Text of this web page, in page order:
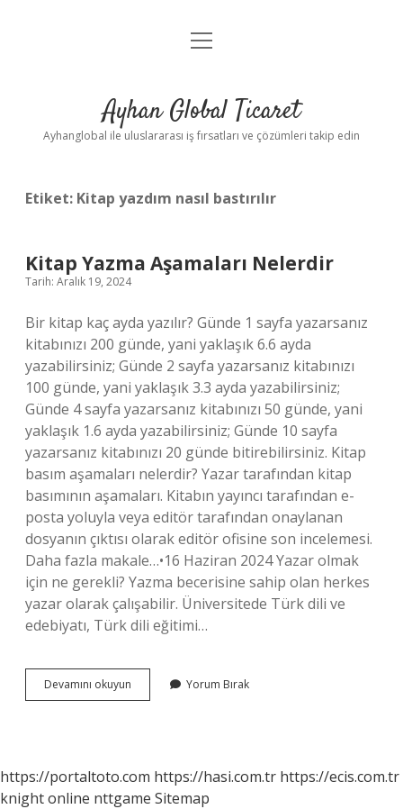
Anasayfa
Yasal Uyarı
menüyü
Ayhan Global Ticaret
Ayhanglobal ile uluslararası iş fırsatları ve çözümleri takip edin
Etiket: Kitap yazdım nasıl bastırılır
Kitap Yazma Aşamaları Nelerdir
Tarih: Aralık 19, 2024
Bir kitap kaç ayda yazılır? Günde 1 sayfa yazarsanız
kitabınızı 200 günde, yani yaklaşık 6.6 ayda
yazabilirsiniz; Günde 2 sayfa yazarsanız kitabınızı
100 günde, yani yaklaşık 3.3 ayda yazabilirsiniz;
Günde 4 sayfa yazarsanız kitabınızı 50 günde, yani
yaklaşık 1.6 ayda yazabilirsiniz; Günde 10 sayfa
yazarsanız kitabınızı 20 günde bitirebilirsiniz. Kitap
basım aşamaları nelerdir? Yazar tarafından kitap
basımının aşamaları. Kitabın yayıncı tarafından e-
posta yoluyla veya editör tarafından onaylanan
dosyanın çıktısı olarak editör ofisine son incelemesi.
Daha fazla makale…•16 Haziran 2024 Yazar olmak
için ne gerekli? Yazma becerisine sahip olan herkes
yazar olarak çalışabilir. Üniversitede Türk dili ve
edebiyatı, Türk dili eğitimi…
Devamını okuyun
Yazma
Yorum Bırak
https://portaltoto.com https://hasi.com.tr https://ecis.com.tr
knight online nttgame Sitemap